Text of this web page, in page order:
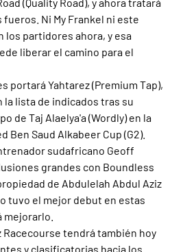
Ni My Frankel ni este
los partidores ahora, y esa
liberar el camino para el
portará Yahtarez (Premium Tap),
la lista de indicados tras su
de Taj Alaelya'a (Wordly) en la
Ben Saud Alkabeer Cup (G2).
sudafricano Geoff
grandes con Boundless
de Abdulelah Abdul Aziz
tuvo el mejor debut en estas
mejorarlo.
Racecourse tendrá también hoy
y clasificatorias hacia los